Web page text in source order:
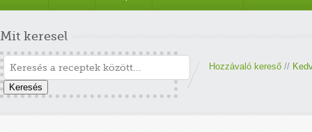
Mit keresel
Keresés
Hozzávaló kereső //